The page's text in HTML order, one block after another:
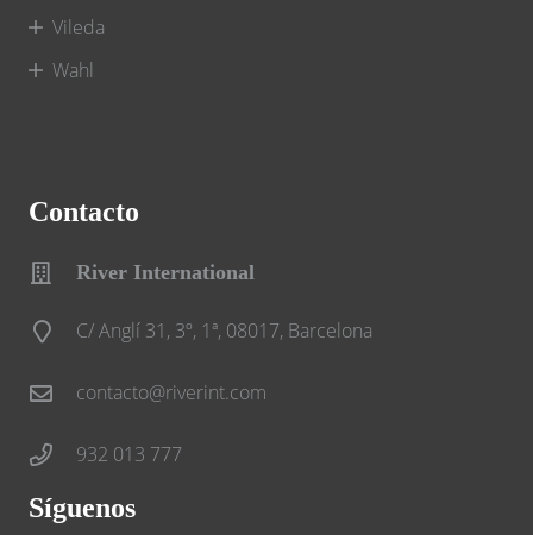
Vileda
Wahl
Contacto
River International
C/ Anglí 31, 3º, 1ª, 08017, Barcelona
contacto@riverint.com
932 013 777
Síguenos